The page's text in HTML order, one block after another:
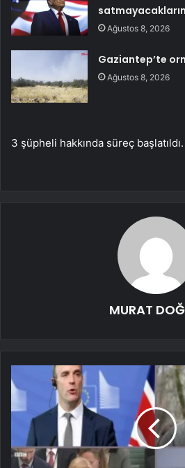
Ağustos 8, 2026
Gaziantep’te
Ağustos 8, 2026
3 şüpheli hakkında süreç başlatıldı.
MURAT